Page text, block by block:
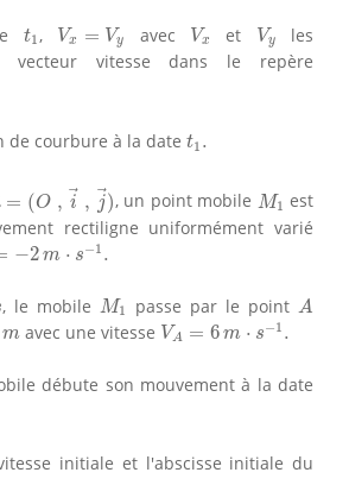
t1
t1, Vx = Vy
Vx y avec Vx
Vx et Vy
Vy
les
vecteur vitesse dans le repère
de courbure à la date t1 .
t
= (O , i , j)
, i→ ,j →) , un point mobile M1
M1 est
rectiligne uniformément varié
−2m ⋅ s−1 .
−2m⋅s −1.
, le mobile M1
M1 passe par le point A
A
mavec une vitesse VA = 6m ⋅ s−1 .
VA =6m⋅s −1.
débute son mouvement à la date
initiale et l'abscisse initiale du